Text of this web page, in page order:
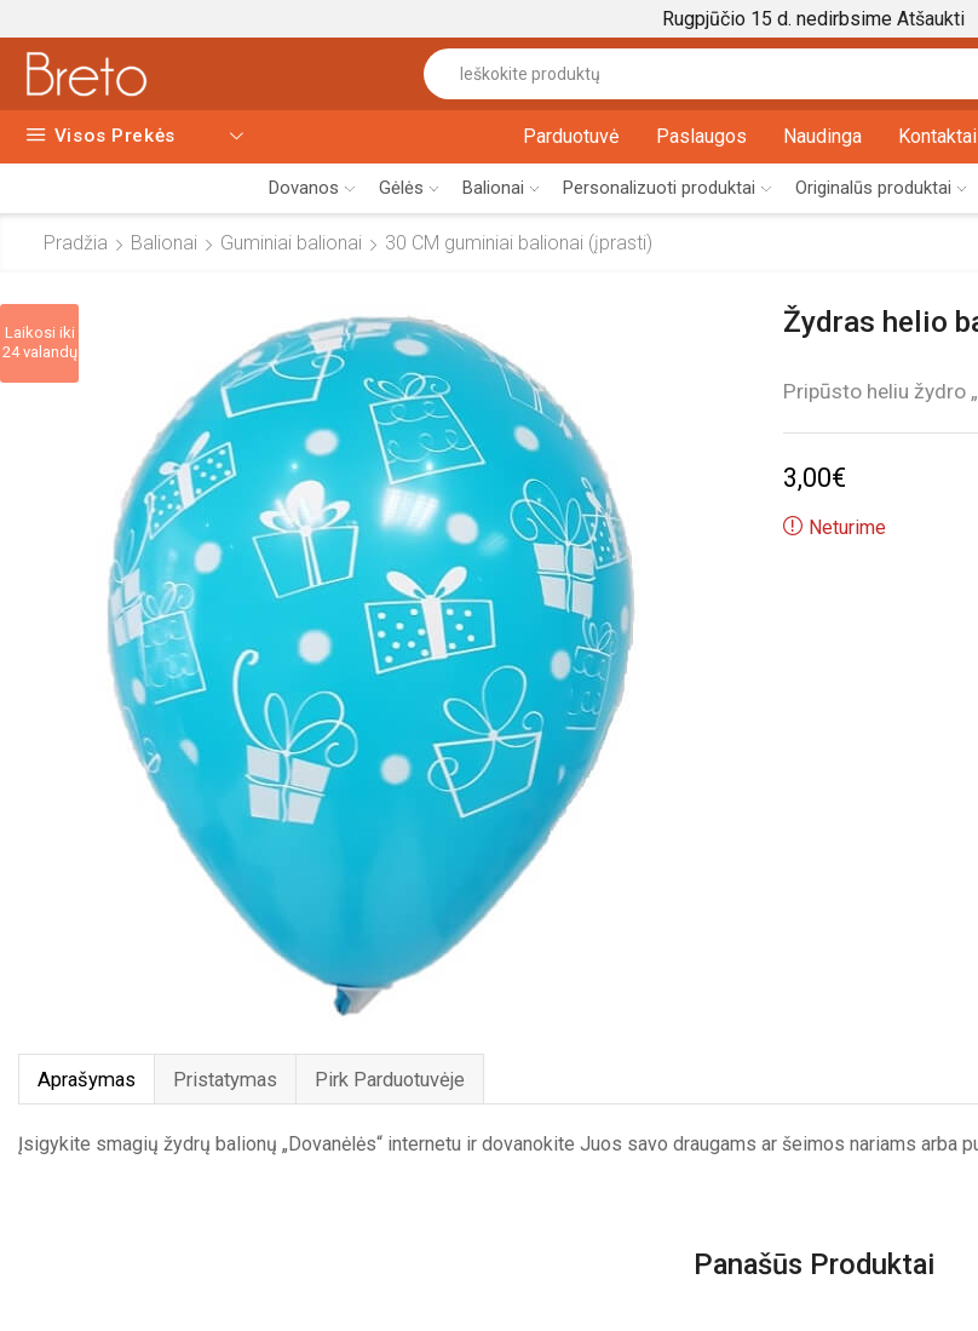
Rugpjūčio 15 d. nedirbsime Atšaukti
input
Visos Prekės Parduotuvė Paslaugos Naudinga Kontaktai
Dovanos Gėlės Balionai Personalizuoti produktai Originalūs produktai
Pradžia Balionai Guminiai balionai 30 CM guminiai balionai (įprasti)
Laikosi iki
24 valandų
Žydras helio
Pripūsto heliu žydro
3,00€
Neturime
Aprašymas Pristatymas Pirk Parduotuvėje
Įsigykite smagių žydrų balionų „Dovanėlės“ internetu ir dovanokite Juos savo draugams ar šeimos nariams arba
Panašūs Produktai